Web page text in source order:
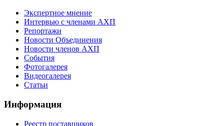
Экспертное мнение
Интервью с членами АХП
Репортажи
Новости Объединения
Новости членов АХП
События
Фотогалерея
Видеогалерея
Статьи
Информация
Реестр поставщиков